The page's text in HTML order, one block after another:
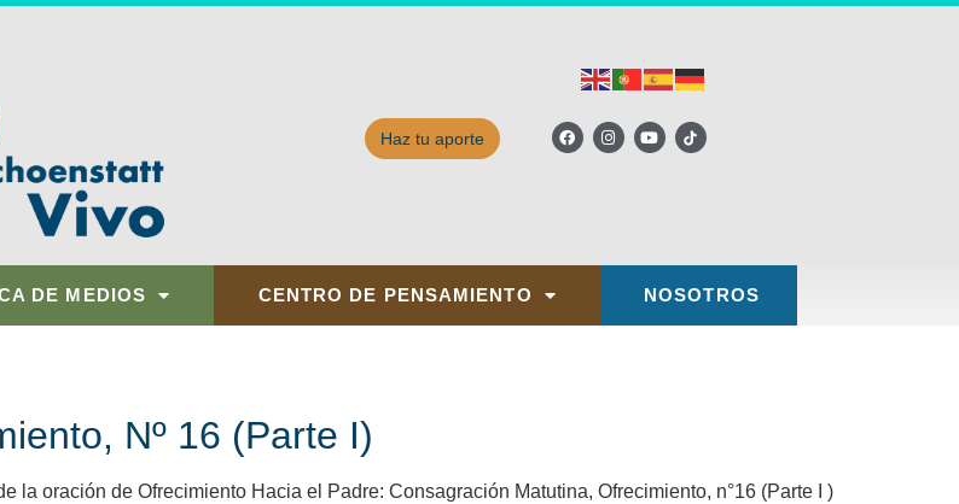
Haz tu aporte
DE MEDIOS CENTRO DE PENSAMIENTO NOSOTROS
Nº 16 (Parte I)
la oración de Ofrecimiento Hacia el Padre: Consagración Matutina, Ofrecimiento, n°16 (Parte I )